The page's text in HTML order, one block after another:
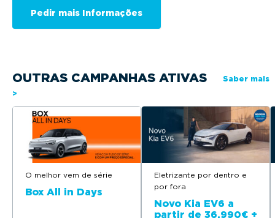
OUTRAS CAMPANHAS ATIVAS
Saber mais
>
O melhor vem de série
Box All in Days
Eletrizante por dentro e
por fora
Novo Kia EV6 a
partir de 36.990€ +